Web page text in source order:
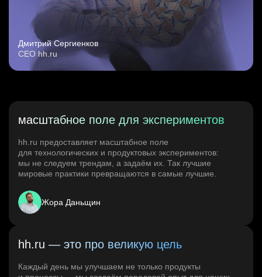
Дмитрий Сергиенков
CEO hh.ru
масштабное поле для экспериментов
hh.ru предоставляет масштабное поле
для технологических и продуктовых экспериментов:
мы не следуем трендам, а задаём их. Так лучшие
мировые практики превращаются в самые лучшие.
Жора Даньщин
hh.ru — это про великую цель
Каждый день мы улучшаем не только продукты